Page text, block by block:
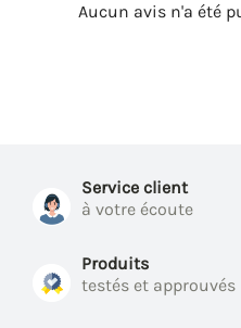
Aucun avis n'a été
Service client
à votre écoute
Produits
testés et approuvés